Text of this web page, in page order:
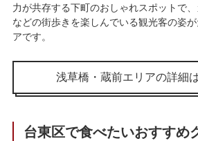
力が共存する下町のおしゃれスポットで
などの街歩きを楽しんでいる観光客の姿
アです。
浅草橋・蔵前エリアの詳細
台東区で食べたいおすすめ